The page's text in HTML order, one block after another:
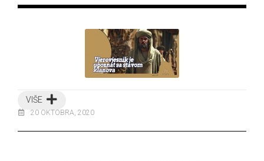
VIŠE
20 OKTOBRA, 2020